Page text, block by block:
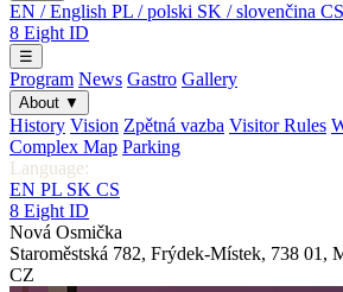
EN / English PL / polski SK / slovenčina
8 Eight ID
☰
Program News Gastro Gallery
About ▼
History Vision Zpětná vazba Visitor Rules
Complex Map Parking
Language:
EN PL SK CS
8 Eight ID
Nová Osmička
Staroměstská 782, Frýdek-Místek, 738 01 ,
CZ